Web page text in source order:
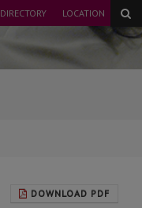
DIRECTORY LOCATION
DOWNLOAD PDF